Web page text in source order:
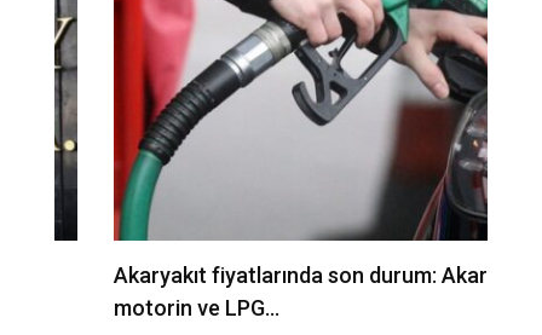
Akaryakıt fiyatlarında son durum: Akaryakıt,
motorin ve LPG…